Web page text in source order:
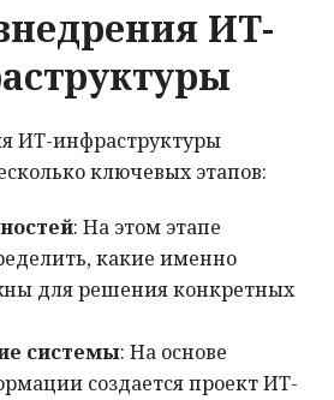
ИТ-
ИТ-инфраструктуры
ключевых этапов:
: На этом этапе
какие именно
для решения конкретных
системы: На основе
создается проект ИТ-